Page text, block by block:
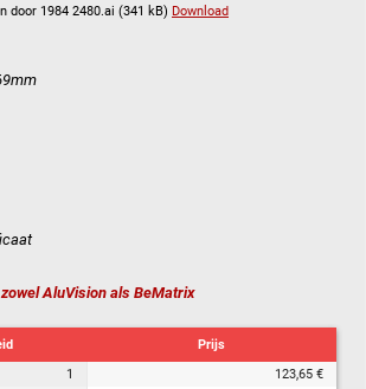
door 1984 2480.ai (341 kB) Download
AluVision als BeMatrix
Prijs
1
123,65 €